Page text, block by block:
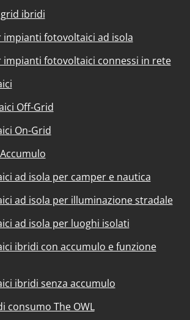
ibridi
impianti fotovoltaici ad isola
impianti fotovoltaici connessi in rete
Off-Grid
On-Grid
ad isola per camper e nautica
ad isola per illuminazione stradale
ad isola per luoghi isolati
ibridi con accumulo e funzione
ibridi senza accumulo
consumo The OWL